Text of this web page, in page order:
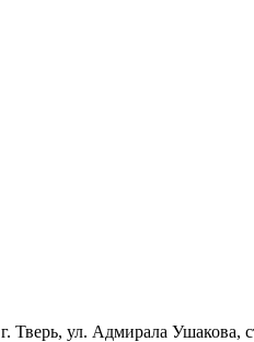
г. Тверь, ул. Адмирала Ушакова,